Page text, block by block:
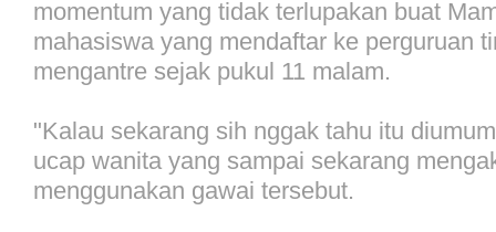
momentum yang tidak terlupakan buat
mahasiswa yang mendaftar ke perguruan
mengantre sejak pukul 11 malam.
"Kalau sekarang sih nggak tahu itu
ucap wanita yang sampai sekarang
menggunakan gawai tersebut.